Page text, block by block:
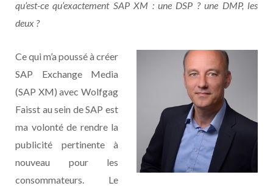
qu’est-ce qu’exactement SAP XM : une DSP ? une DMP, les
deux ?
Ce qui m’a poussé à créer
SAP Exchange Media
(SAP XM) avec Wolfgag
Faisst au sein de SAP est
ma volonté de rendre la
publicité pertinente à
nouveau pour les
consommateurs. Le